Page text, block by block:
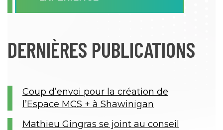
DERNIÈRES PUBLICATIONS
Coup d’envoi pour la création de
l’Espace MCS + à Shawinigan
Mathieu Gingras se joint au conseil